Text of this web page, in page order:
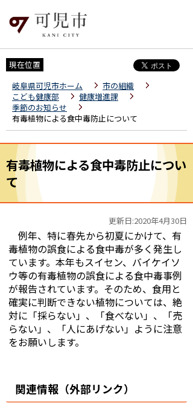
現在位置
岐阜県可児市ホーム
市の組織
こども健康部
健康増進課
季節のお知らせ
有毒植物による食中毒防止について
有毒植物による食中毒防止につい
て
更新日:2020年4月30日
例年、特に春先から初夏にかけて、有
毒植物の誤食による食中毒が多く発生し
ています。本年もスイセン、バイケイソ
ウ等の有毒植物の誤食による食中毒事例
が報告されています。そのため、食用と
確実に判断できない植物については、絶
対に「採らない」、「食べない」、「売
らない」、「人にあげない」ように注意
をお願いします。
関連情報（外部リンク）